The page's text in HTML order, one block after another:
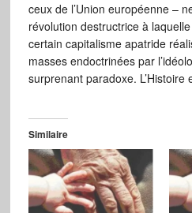
ceux de l’Union européenne –
révolution destructrice à
certain capitalisme apatride
masses endoctrinées par
surprenant paradoxe. L’Histoire
Similaire